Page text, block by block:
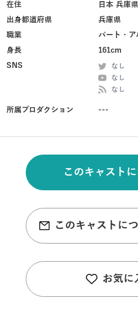
在住
日本 兵庫県
出身都道府県
兵庫県
職業
パート・ア
身長
161cm
SNS
なし
なし
なし
所属プロダクション ---
このキャスト
このキャストに
お気に